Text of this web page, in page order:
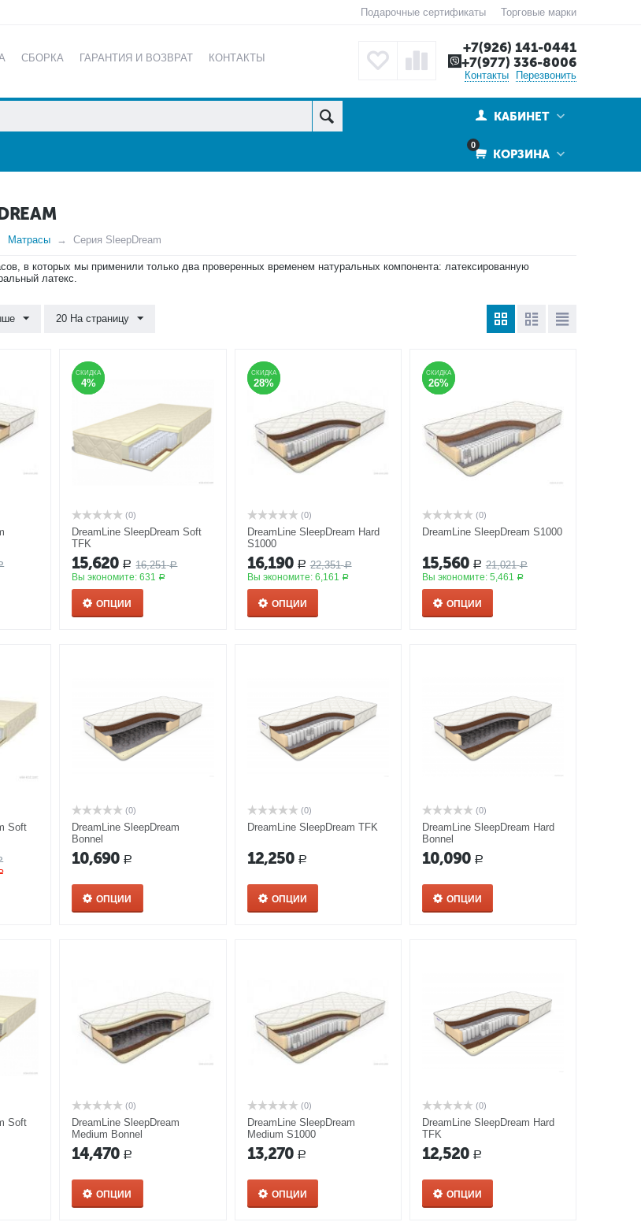
Подарочные сертификаты Торговые марки
СБОРКА ГАРАНТИЯ И ВОЗВРАТ КОНТАКТЫ
+7(926) 141-0441
+7(977) 336-8006
Контакты Перезвонить
КАБИНЕТ
0
КОРЗИНА
Матрасы Серия SleepDream
в которых мы применили только два проверенных временем натуральных компонента: латексированную
латекс.
20 На страницу
СКИДКА
4%
СКИДКА
4%
(0)
DreamLine SleepDream Soft
TFK
15,620 Р 16,251 Р
Вы экономите:631 Р
ОПЦИИ
СКИДКА
28%
СКИДКА
28%
(0)
DreamLine SleepDream Hard
S1000
16,190 Р 22,351 Р
Вы экономите: 6,161 Р
ОПЦИИ
СКИДКА
26%
СКИДКА
26%
(0)
DreamLine SleepDream S1000
15,560 Р 21,021 Р
Вы экономите: 5,461 Р
ОПЦИИ
Soft
(0)
DreamLine SleepDream
Bonnel
10,690 Р
ОПЦИИ
(0)
DreamLine SleepDream TFK
12,250 Р
ОПЦИИ
(0)
DreamLine SleepDream Hard
Bonnel
10,090 Р
ОПЦИИ
Soft
(0)
DreamLine SleepDream
Medium Bonnel
14,470 Р
ОПЦИИ
(0)
DreamLine SleepDream
Medium S1000
13,270 Р
ОПЦИИ
(0)
DreamLine SleepDream Hard
TFK
12,520 Р
ОПЦИИ